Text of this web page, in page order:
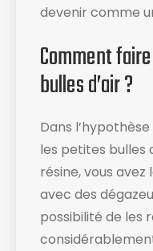
devenir comme
Comment
bulles d’air ?
Dans
les petites bulles
résine, vous
avec des
possibilité de les